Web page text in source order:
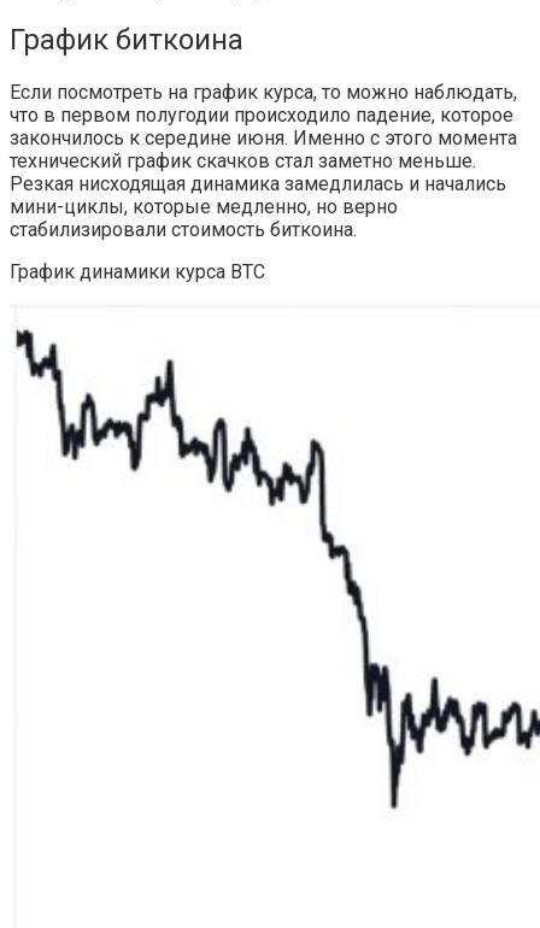
График биткоина
Если посмотреть на график курса, то можно наблюдать,
что в первом полугодии происходило падение, которое
закончилось к середине июня. Именно с этого момента
технический график скачков стал заметно меньше.
Резкая нисходящая динамика замедлилась и начались
мини-циклы, которые медленно, но верно
стабилизировали стоимость биткоина.
График динамики курса BTC